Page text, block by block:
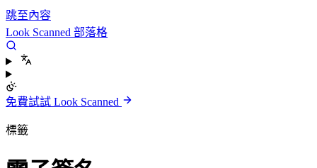
跳至內容
Look Scanned 部落格
免費試試 Look Scanned
標籤